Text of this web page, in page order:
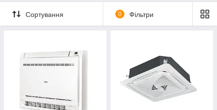
Сортування 0 Фільтри